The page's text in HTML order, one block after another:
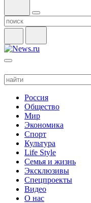
Россия
Общество
Мир
Экономика
Спорт
Культура
Life Style
Семья и жизнь
Эксклюзивы
Спецпроекты
Видео
О нас